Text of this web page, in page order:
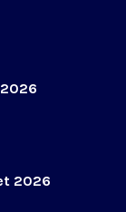
2026